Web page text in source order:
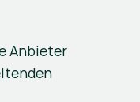
Anbieter